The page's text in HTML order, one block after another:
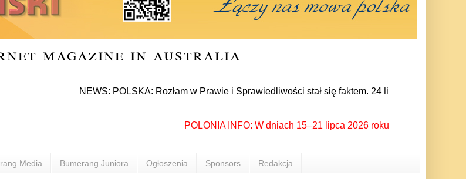
magazine in australia
NEWS: POLSKA: Rozłam w Prawie i Sprawiedliwości stał się faktem. 24 lipca prezes partii
POLONIA INFO: W dniach 15–21 lipca 2026 roku Rzeszów
Media Bumerang Juniora Ogłoszenia Sponsors Redakcja